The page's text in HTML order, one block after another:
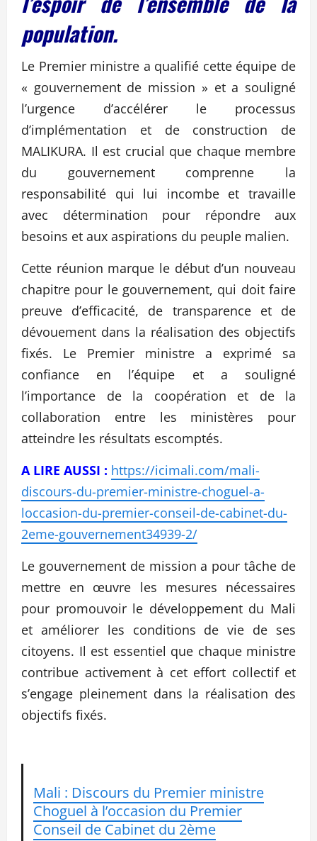
population.
Le Premier ministre a qualifié cette équipe de
« gouvernement de mission » et a souligné
l’urgence d’accélérer le processus
d’implémentation et de construction de
MALIKURA. Il est crucial que chaque membre
du gouvernement comprenne la
responsabilité qui lui incombe et travaille
avec détermination pour répondre aux
besoins et aux aspirations du peuple malien.
Cette réunion marque le début d’un nouveau
chapitre pour le gouvernement, qui doit faire
preuve d’efficacité, de transparence et de
dévouement dans la réalisation des objectifs
fixés. Le Premier ministre a exprimé sa
confiance en l’équipe et a souligné
l’importance de la coopération et de la
collaboration entre les ministères pour
atteindre les résultats escomptés.
A LIRE AUSSI : https://icimali.com/mali-
discours-du-premier-ministre-choguel-a-
loccasion-du-premier-conseil-de-cabinet-du-
2eme-gouvernement34939-2/
Le gouvernement de mission a pour tâche de
mettre en œuvre les mesures nécessaires
pour promouvoir le développement du Mali
et améliorer les conditions de vie de ses
citoyens. Il est essentiel que chaque ministre
contribue activement à cet effort collectif et
s’engage pleinement dans la réalisation des
objectifs fixés.
Mali : Discours du Premier ministre
Choguel à l’occasion du Premier
Conseil de Cabinet du 2ème